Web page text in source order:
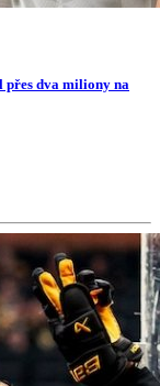
přes dva miliony na